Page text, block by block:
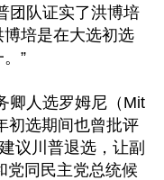
团队证实了洪博培
培是在大选初选
”
卿人选罗姆尼（Mit
初选期间也曾批评
议川普退选，让副
党同民主党总统候